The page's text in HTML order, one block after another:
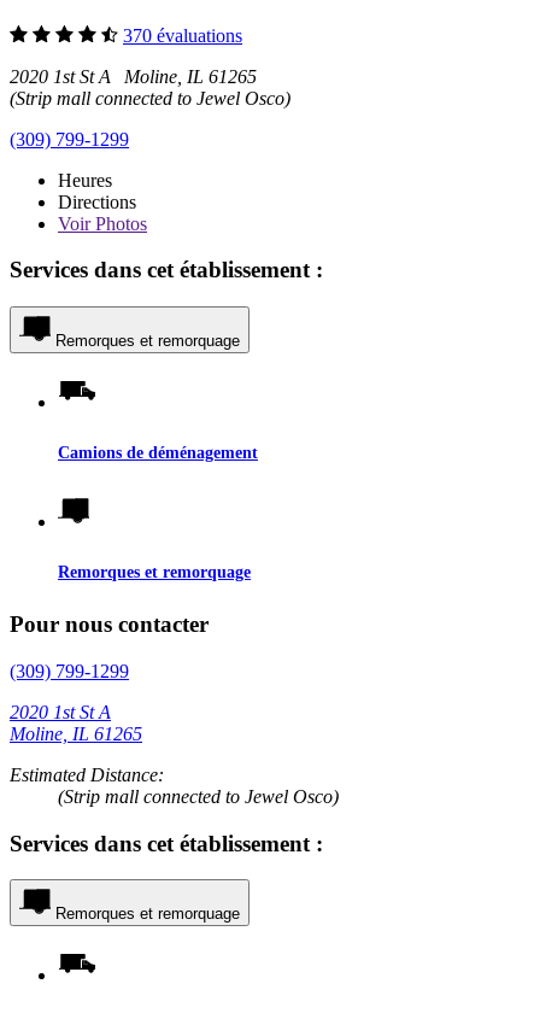
370 évaluations
2020 1st St A Moline, IL 61265
(Strip mall connected to Jewel Osco)
(309) 799-1299
Heures
Directions
VoirPhotos
Services dans cet établissement :
Remorques et remorquage
Camions de déménagement
Remorques et remorquage
Pour nous contacter
(309) 799-1299
2020 1st St A
Moline, IL 61265
Estimated Distance:
(Strip mall connected to Jewel Osco)
Services dans cet établissement :
Remorques et remorquage